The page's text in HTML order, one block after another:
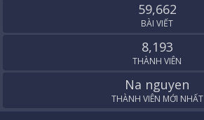
59,662
BÀI VIẾT
8,193
THÀNH VIÊN
Na nguyen
THÀNH VIÊN MỚI NHẤT